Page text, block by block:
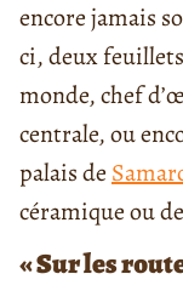
encore jamais
ci, deux
monde, chef
centrale, ou
palais de
céramique ou
«Sur les